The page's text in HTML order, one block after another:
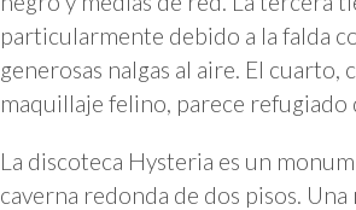
particularmente debido a la falda
generosas nalgas al aire. El
maquillaje felino, parece refugiado
La discoteca Hysteria es un
caverna redonda de dos pisos.